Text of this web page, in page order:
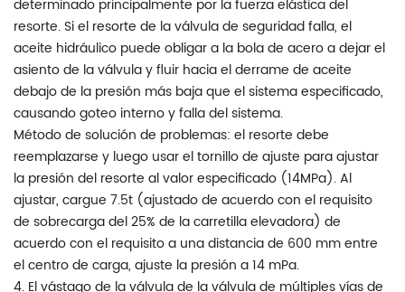
determinado principalmente por la fuerza elástica del
resorte. Si el resorte de la válvula de seguridad falla, el
aceite hidráulico puede obligar a la bola de acero a dejar el
asiento de la válvula y fluir hacia el derrame de aceite
debajo de la presión más baja que el sistema especificado,
causando goteo interno y falla del sistema.
Método de solución de problemas: el resorte debe
reemplazarse y luego usar el tornillo de ajuste para ajustar
la presión del resorte al valor especificado (14MPa). Al
ajustar, cargue 7.5t (ajustado de acuerdo con el requisito
de sobrecarga del 25% de la carretilla elevadora) de
acuerdo con el requisito a una distancia de 600 mm entre
el centro de carga, ajuste la presión a 14 mPa.
4. El vástago de la válvula de la válvula de múltiples vías de